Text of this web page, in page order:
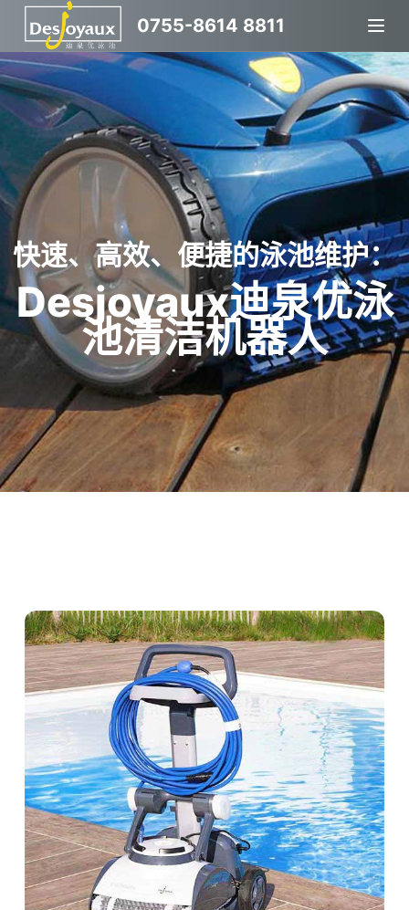
跳
过
内
容
0755-8614 8811
快速、高效、便捷的泳池维护：
Desjoyaux迪泉优泳
池清洁机器人